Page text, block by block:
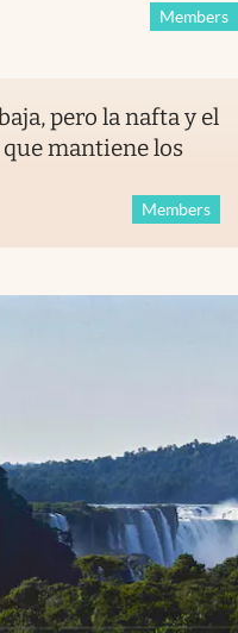
Members
pero la nafta y el
mantiene los
Members